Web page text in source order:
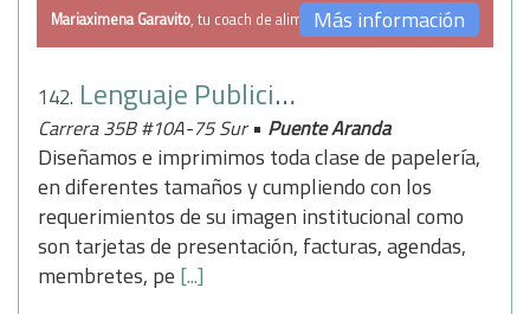
Mariaximena Garavito, tu coach de alimentaciónMás información
142. Lenguaje Publicitario
Carrera 35B #10A-75 Sur• Puente Aranda
Diseñamos e imprimimos toda clase de papelería,
en diferentes tamaños y cumpliendo con los
requerimientos de su imagen institucional como
son tarjetas de presentación, facturas, agendas,
membretes, pe [...]